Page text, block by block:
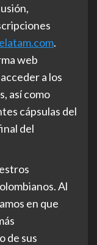
.
web
a los
así como
cápsulas del
del
Al
en que
de sus